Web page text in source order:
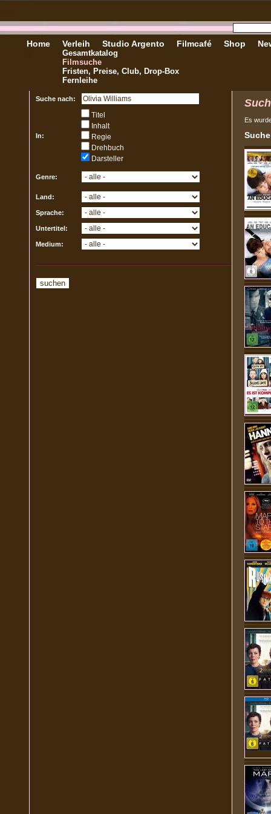
Home Verleih
Gesamtkatalog
Filmsuche
Fristen, Preise, Club, Drop-Box
Fernleihe
Studio Argento Filmcafé Shop
Suche nach:
In:
Titel
Inhalt
Regie
Drehbuch
Darsteller
Genre:
Land:
Sprache:
Untertitel:
Medium:
Es